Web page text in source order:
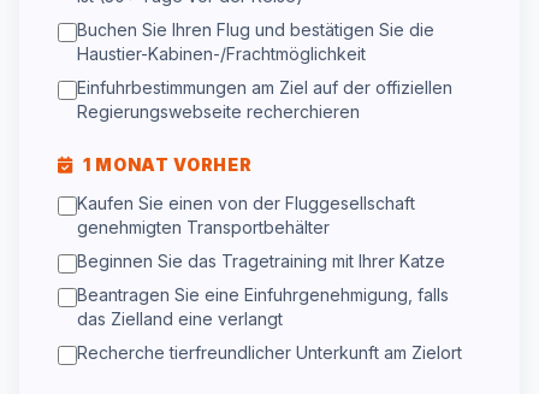
Buchen Sie Ihren Flug und bestätigen Sie die
Haustier-Kabinen-/Frachtmöglichkeit
Einfuhrbestimmungen am Ziel auf der offiziellen
Regierungswebseite recherchieren
1 MONAT VORHER
Kaufen Sie einen von der Fluggesellschaft
genehmigten Transportbehälter
Beginnen Sie das Tragetraining mit Ihrer Katze
Beantragen Sie eine Einfuhrgenehmigung, falls
das Zielland eine verlangt
Recherche tierfreundlicher Unterkunft am Zielort